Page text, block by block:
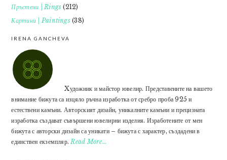
Пръстени | Rings (212)
Картини | Paintings(38)
IRENA GANCHEVA
Xудожник и майстор ювелир. Представените на вашето
внимание бижута са изцяло ръчна изработка от сребро проба 925 и
естествени камъни. Авторският дизайн, уникалните камъни и прецизната
изработка създават съвършени ювелирни изделия. Изработените от мен
бижута с авторски дизайн са уникати – бижута с характер, създадени в
единствен екземпляр. Read More…